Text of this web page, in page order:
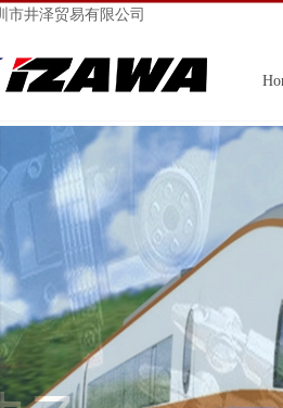
市井泽贸易有限公司